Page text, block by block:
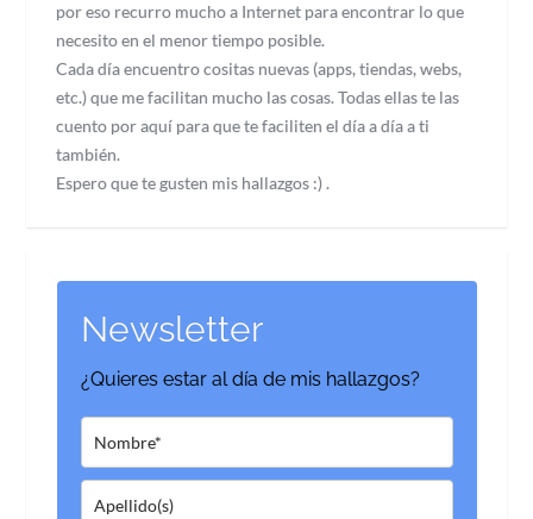
por eso recurro mucho a Internet para encontrar lo que
necesito en el menor tiempo posible.
Cada día encuentro cositas nuevas (apps, tiendas, webs,
etc.) que me facilitan mucho las cosas. Todas ellas te las
cuento por aquí para que te faciliten el día a día a ti
también.
Espero que te gusten mis hallazgos :) .
Newsletter
¿Quieres estar al día de mis hallazgos?